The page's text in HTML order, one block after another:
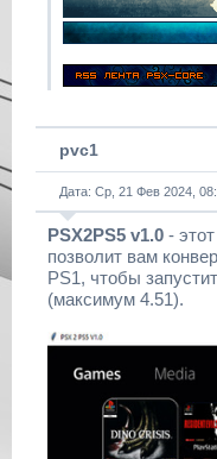
pvc1
Дата: Ср, 21 Фев 2024,
PSX2PS5 v1.0 -
позволит вам
PS1, чтобы
(максимум 4.51).